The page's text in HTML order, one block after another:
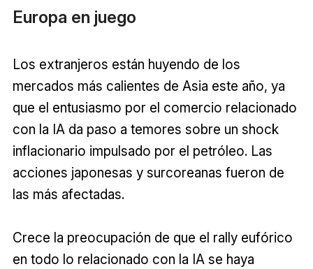
Europa en juego
Los extranjeros están huyendo de los
mercados más calientes de Asia este año, ya
que el entusiasmo por el comercio relacionado
con la IA da paso a temores sobre un shock
inflacionario impulsado por el petróleo. Las
acciones japonesas y surcoreanas fueron de
las más afectadas.
Crece la preocupación de que el rally eufórico
en todo lo relacionado con la IA se haya